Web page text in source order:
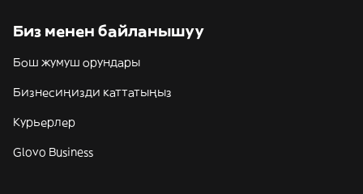
Биз менен байланышуу
Бош жумуш орундары
Бизнесиңизди каттатыңыз
Курьерлер
Glovo Business